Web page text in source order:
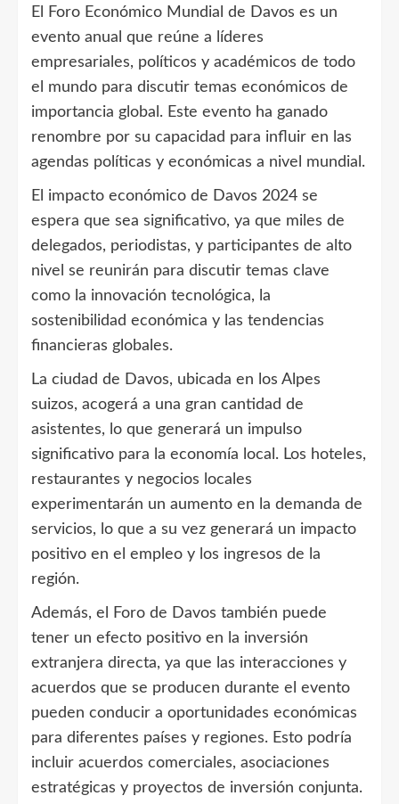
El Foro Económico Mundial de Davos es un
evento anual que reúne a líderes
empresariales, políticos y académicos de todo
el mundo para discutir temas económicos de
importancia global. Este evento ha ganado
renombre por su capacidad para influir en las
agendas políticas y económicas a nivel mundial.
El impacto económico de Davos 2024 se
espera que sea significativo, ya que miles de
delegados, periodistas, y participantes de alto
nivel se reunirán para discutir temas clave
como la innovación tecnológica, la
sostenibilidad económica y las tendencias
financieras globales.
La ciudad de Davos, ubicada en los Alpes
suizos, acogerá a una gran cantidad de
asistentes, lo que generará un impulso
significativo para la economía local. Los hoteles,
restaurantes y negocios locales
experimentarán un aumento en la demanda de
servicios, lo que a su vez generará un impacto
positivo en el empleo y los ingresos de la
región.
Además, el Foro de Davos también puede
tener un efecto positivo en la inversión
extranjera directa, ya que las interacciones y
acuerdos que se producen durante el evento
pueden conducir a oportunidades económicas
para diferentes países y regiones. Esto podría
incluir acuerdos comerciales, asociaciones
estratégicas y proyectos de inversión conjunta.